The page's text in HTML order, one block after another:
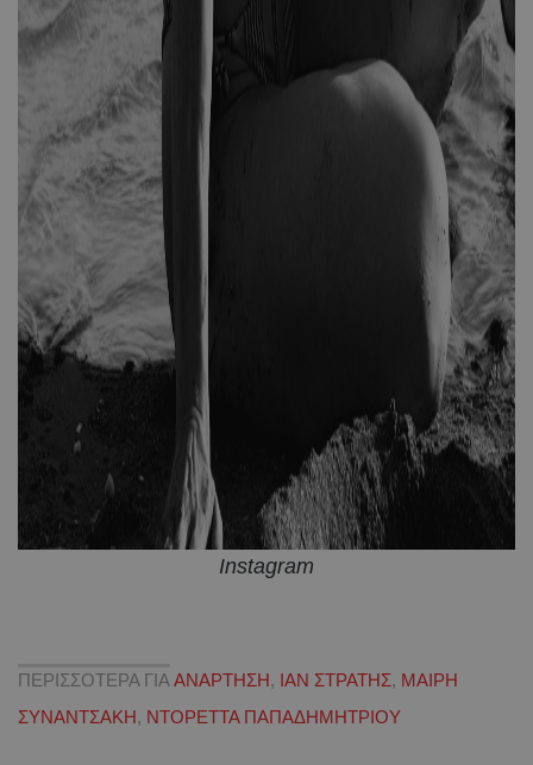
Instagram
ΠΕΡΙΣΣΟΤΕΡΑ ΓΙΑ ΑΝΑΡΤΗΣΗ, ΙΑΝ ΣΤΡΑΤΗΣ, ΜΑΙΡΗ
ΣΥΝΑΝΤΣΑΚΗ, ΝΤΟΡΕΤΤΑ ΠΑΠΑΔΗΜΗΤΡΙΟΥ